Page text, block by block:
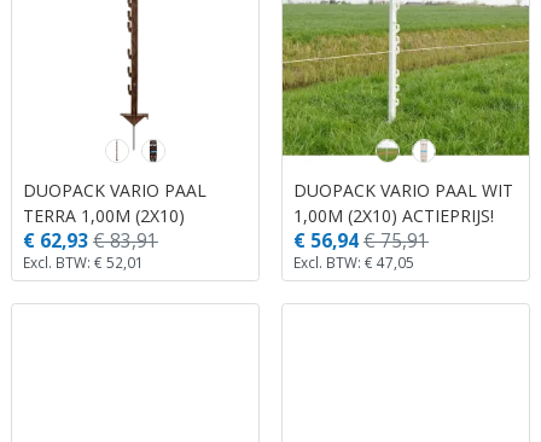
DUOPACK VARIO PAAL
TERRA 1,00M (2X10)
ACTIEPRIJS!
€ 62,93€ 83,91
Excl. BTW: € 52,01
DUOPACK VARIO PAAL WIT
1,00M (2X10) ACTIEPRIJS!
€ 56,94€ 75,91
Excl. BTW: € 47,05